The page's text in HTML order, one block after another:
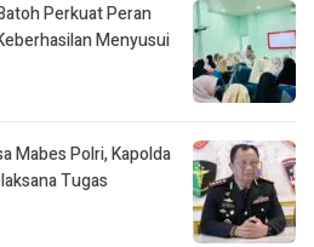
Perkuat Peran
Menyusui
Mabes Polri, Kapolda
Tugas